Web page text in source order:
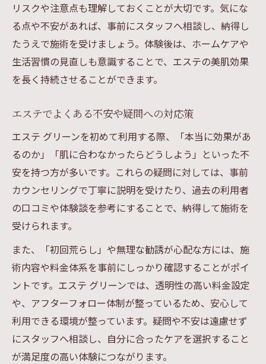
リスクや注意点も理解しておくことが大切です。気にな
る点や不安があれば、事前にスタッフへ相談し、納得し
たうえで施術を受けましょう。体験後は、ホームケアや
生活習慣の見直しも意識することで、エステの美肌効果
を長く持続させることができます。
エステでよくある不安や疑問への対応策
エステ グリーンを初めて利用する際、「本当に効果があ
るのか」「肌に合わなかったらどうしよう」といった不
安を持つ方が多いです。これらの疑問に対しては、事前
カウンセリングで丁寧に説明を受けたり、過去の利用者
の口コミや体験談を参考にすることで、納得して施術を
受けられます。
また、「初回荒らし」や無理な勧誘が心配な方には、施
術内容や料金体系を事前にしっかり確認することがポイ
ントです。エステ グリーンでは、透明性の高い料金設定
や、アフターフォロー体制が整っているため、安心して
利用できる環境が整っています。疑問や不安は遠慮せず
にスタッフへ相談し、自分に合ったケアを選択すること
が満足度の高い体験につながります。